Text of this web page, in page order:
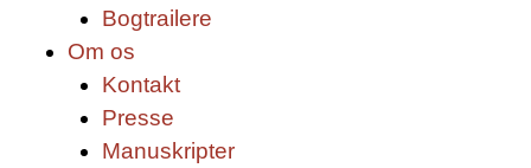
Bogtrailere
Om os
Kontakt
Presse
Manuskripter